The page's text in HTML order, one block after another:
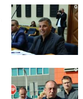
0
0